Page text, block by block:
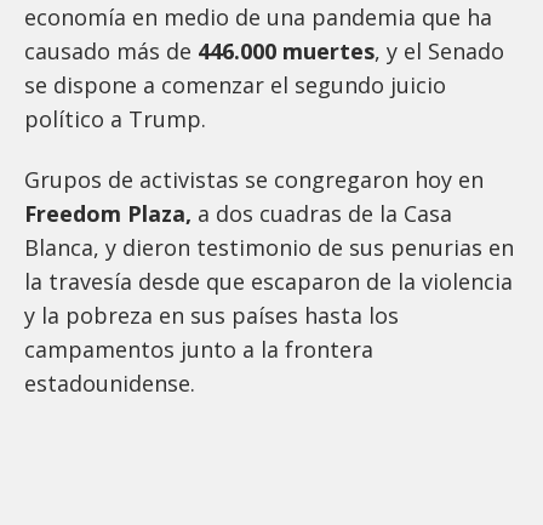
economía en medio de una pandemia que ha
causado más de 446.000 muertes, y el Senado
se dispone a comenzar el segundo juicio
político a Trump.
Grupos de activistas se congregaron hoy en
Freedom Plaza, a dos cuadras de la Casa
Blanca, y dieron testimonio de sus penurias en
la travesía desde que escaparon de la violencia
y la pobreza en sus países hasta los
campamentos junto a la frontera
estadounidense.